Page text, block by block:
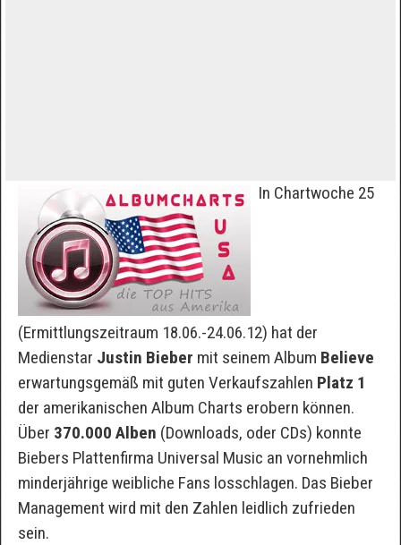
In Chartwoche 25
(Ermittlungszeitraum 18.06.-24.06.12) hat der
Medienstar Justin Bieber mit seinem Album Believe
erwartungsgemäß mit guten Verkaufszahlen Platz 1
der amerikanischen Album Charts erobern können.
Über 370.000 Alben (Downloads, oder CDs) konnte
Biebers Plattenfirma Universal Music an vornehmlich
minderjährige weibliche Fans losschlagen. Das Bieber
Management wird mit den Zahlen leidlich zufrieden
sein.